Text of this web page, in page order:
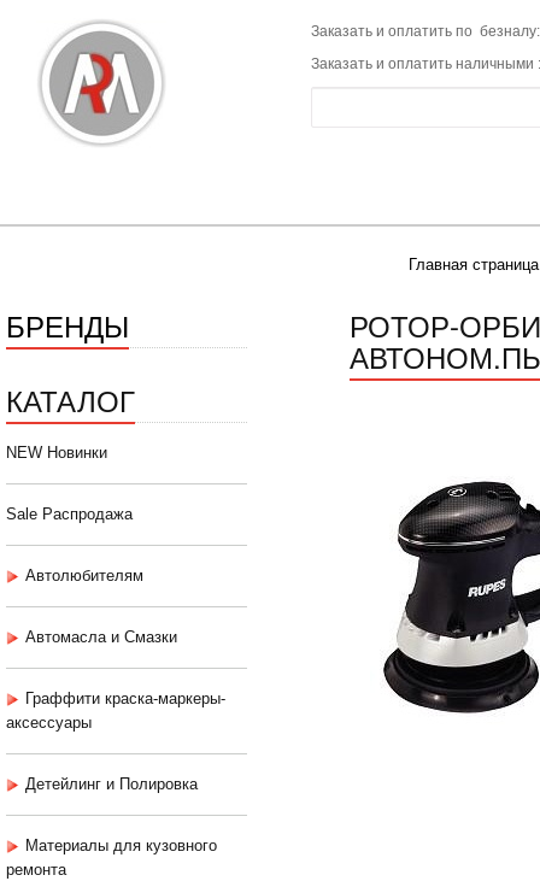
Заказать и оплатить по
Заказать и оплатить наличными
Главная страница
БРЕНДЫ
КАТАЛОГ
NEW Новинки
Sale Распродажа
Автолюбителям
Автомасла и Смазки
Граффити краска-маркеры-
аксессуары
Детейлинг и Полировка
Материалы для кузовного
ремонта
РОТОР-